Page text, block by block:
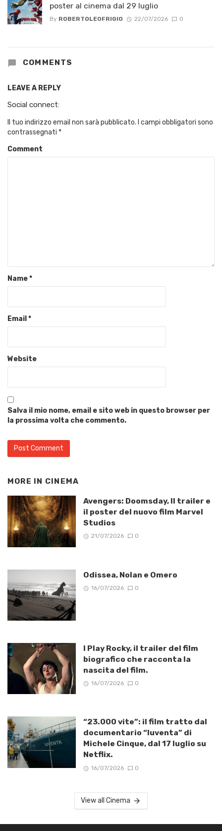
poster al cinema dal 29 luglio
By ROBERTOLEOFRIGIO 22/07/2026 0
COMMENTS
LEAVE A REPLY
Social connect:
Il tuo indirizzo email non sarà pubblicato. I campi obbligatori sono
contrassegnati *
Comment
Name*
Email*
Website
Salva il mio nome, email e sito web in questo browser per
la prossima volta che commento.
MORE IN CINEMA
Avengers: Doomsday, Il trailer e
il poster del nuovo film Marvel
Studios
21/07/2026 0
Odissea, Nolan e Omero
16/07/2026 0
I Play Rocky, il trailer del film
biografico che racconta la
nascita del film.
16/07/2026 0
“23.000 vite”: il film tratto dal
documentario “Iuventa” di
Michele Cinque, dal 17 luglio su
Netflix.
16/07/2026 0
View all Cinema